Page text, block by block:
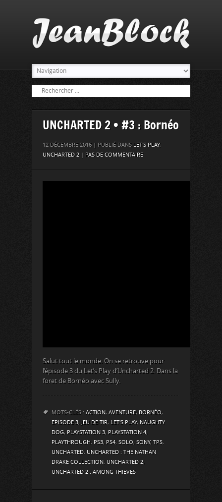
UNCHARTED 2 • #3 : Bornéo
12 DÉCEMBRE 2016 | PUBLIÉ DANS LET'S PLAY,
UNCHARTED 2 | PAS DE COMMENTAIRE
Salut tout le monde. On se retrouve pour
l’épisode 3 du Let’s Play d’Uncharted 2. Dans la
foret de Bornéo avec Sully.
MOTS-CLÉS : ACTION, AVENTURE, BORNÉO,
EPISODE 3, JEU DE TIR, LET'S PLAY, NAUGHTY
DOG, PLAYSTATION 3, PLAYSTATION 4,
PLAYTHROUGH, PS3, PS4, SOLO, SONY, TPS,
UNCHARTED, UNCHARTED : THE NATHAN
DRAKE COLLECTION, UNCHARTED 2,
UNCHARTED 2 : AMONG THIEVES